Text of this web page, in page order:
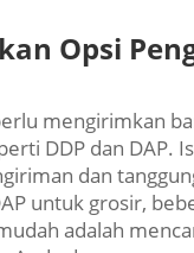
Opsi
mengirimkan
DDP dan DAP.
dan
untuk grosir,
adalah